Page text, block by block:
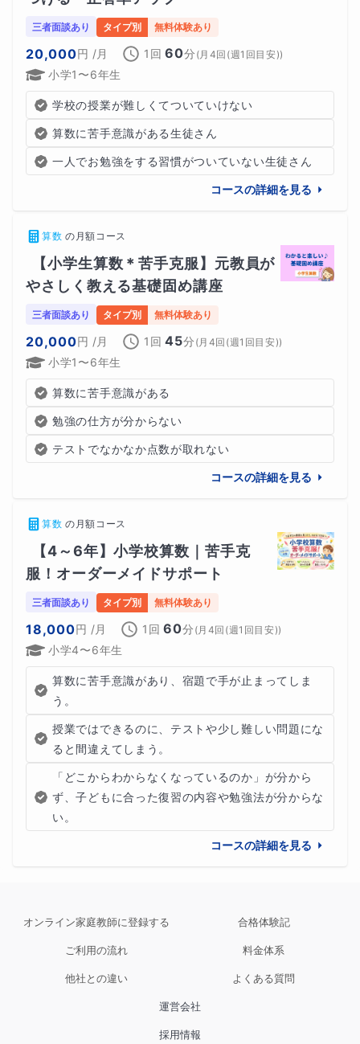
三者面談あり タイプ別 無料体験あり
20,000円 /月 1回 60分 (月4回(週1回目安))
小学1〜6年生
学校の授業が難しくてついていけない
算数に苦手意識がある生徒さん
一人でお勉強をする習慣がついていない生徒さん
コースの詳細を見る
算数 の 月額コース
【小学生算数＊苦手克服】元教員が
やさしく教える基礎固め講座
三者面談あり タイプ別 無料体験あり
20,000円 /月 1回 45分 (月4回(週1回目安))
小学1〜6年生
算数に苦手意識がある
勉強の仕方が分からない
テストでなかなか点数が取れない
コースの詳細を見る
算数 の 月額コース
【4～6年】小学校算数｜苦手克
服！オーダーメイドサポート
三者面談あり タイプ別 無料体験あり
18,000円 /月 1回 60分 (月4回(週1回目安))
小学4〜6年生
算数に苦手意識があり、宿題で手が止まってしま
う。
授業ではできるのに、テストや少し難しい問題にな
ると間違えてしまう。
「どこからわからなくなっているのか」が分から
ず、子どもに合った復習の内容や勉強法が分からな
い。
コースの詳細を見る
オンライン家庭教師に登録する 合格体験記
ご利用の流れ 料金体系
他社との違い よくある質問
運営会社
採用情報